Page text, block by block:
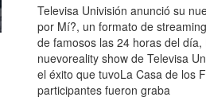
Televisa Univisión anunció su
por Mí?, un formato de
de famosos las 24 horas del
nuevoreality show de Televisa
el éxito que tuvoLa Casa de los
participantes fueron graba